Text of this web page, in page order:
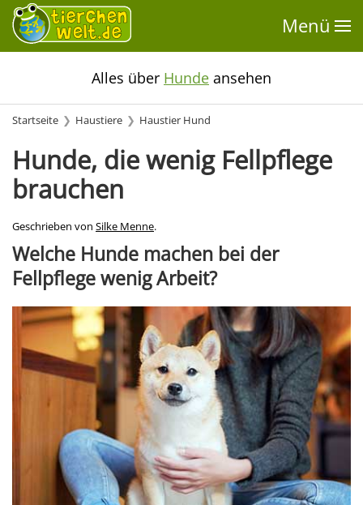
Menü
Alles über Hunde ansehen
Startseite Haustiere Haustier Hund
Hunde, die wenig Fellpflege
brauchen
Geschrieben von Silke Menne.
Welche Hunde machen bei der
Fellpflege wenig Arbeit?